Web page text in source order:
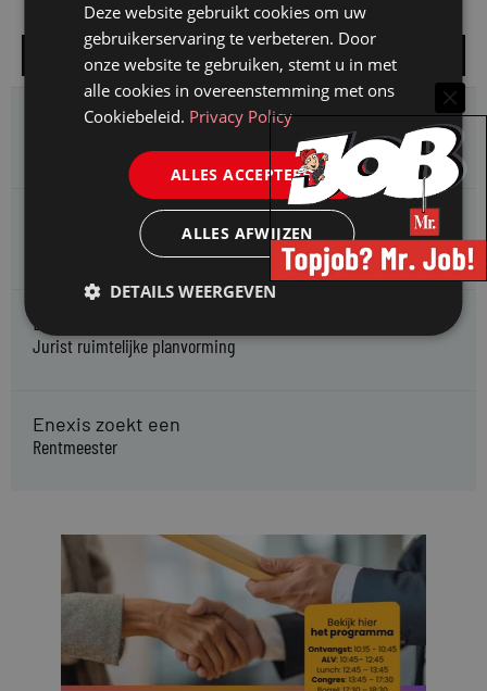
Alle vacatures
Omgevingsdienst Haaglanden zoekt een
Enexis zoekt een
Rentmeester midden- en hoogspanning
Enexis zoekt een
Jurist ruimtelijke planvorming
Enexis zoekt een
Rentmeester
Deze website gebruikt cookies om uw
gebruikerservaring te verbeteren. Door
onze website te gebruiken, stemt u in met
alle cookies in overeenstemming met ons
Cookiebeleid. Privacy Policy
ALLES ACCEPTEREN
ALLES AFWIJZEN
DETAILS WEERGEVEN